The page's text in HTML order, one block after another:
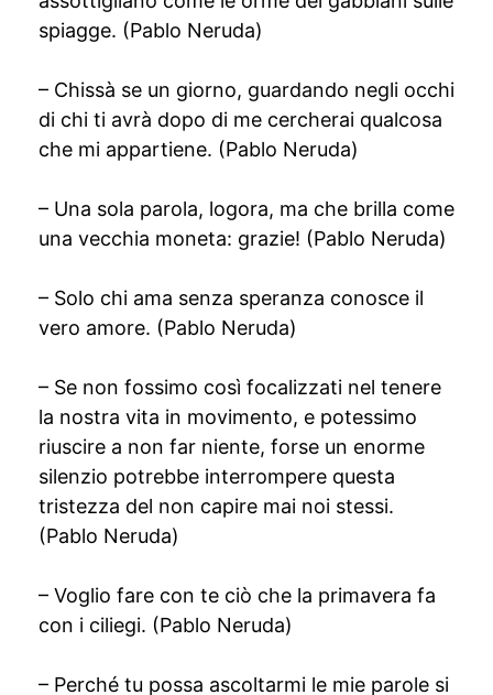
spiagge. (Pablo Neruda)
– Chissà se un giorno, guardando negli occhi
di chi ti avrà dopo di me cercherai qualcosa
che mi appartiene. (Pablo Neruda)
– Una sola parola, logora, ma che brilla come
una vecchia moneta: grazie! (Pablo Neruda)
– Solo chi ama senza speranza conosce il
vero amore. (Pablo Neruda)
– Se non fossimo così focalizzati nel tenere
la nostra vita in movimento, e potessimo
riuscire a non far niente, forse un enorme
silenzio potrebbe interrompere questa
tristezza del non capire mai noi stessi.
(Pablo Neruda)
– Voglio fare con te ciò che la primavera fa
con i ciliegi. (Pablo Neruda)
– Perché tu possa ascoltarmi le mie parole si